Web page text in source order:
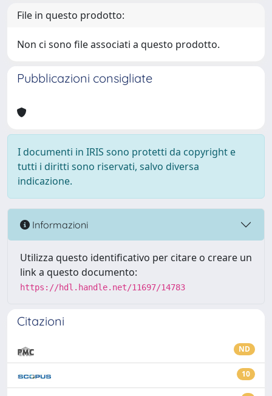
File in questo prodotto:
Non ci sono file associati a questo prodotto.
Pubblicazioni consigliate
I documenti in IRIS sono protetti da copyright e
tutti i diritti sono riservati, salvo diversa
indicazione.
Informazioni
Utilizza questo identificativo per citare o creare un
link a questo documento:
https://hdl.handle.net/11697/14783
Citazioni
ND
10